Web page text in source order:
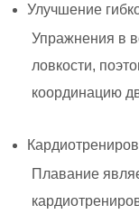
Улучшение
Упражнения в
ловкости,
координацию
Плавание